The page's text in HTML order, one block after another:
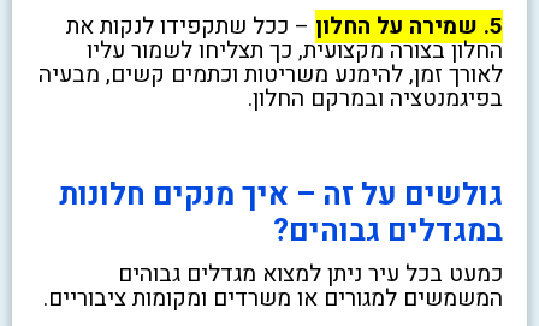
5. שמירה על החלון
– ככל שתקפידו לנקות את
החלון בצורה מקצועית, כך תצליחו לשמור עליו
לאורך זמן, להימנע משריטות וכתמים קשים, מבעיה
בפיגמנטציה ובמרקם החלון.
גולשים על זה – איך מנקים חלונות
במגדלים גבוהים?
כמעט בכל עיר ניתן למצוא מגדלים גבוהים
המשמשים למגורים או משרדים ומקומות ציבוריים.